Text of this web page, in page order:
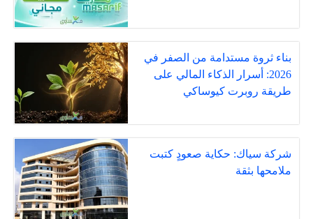
بناء ثروة مستدامة من الصفر في
2026: أسرار الذكاء المالي على
طريقة روبرت كيوساكي
شركة سياك: حكاية صعودٍ كتبت
ملامحها بثقة